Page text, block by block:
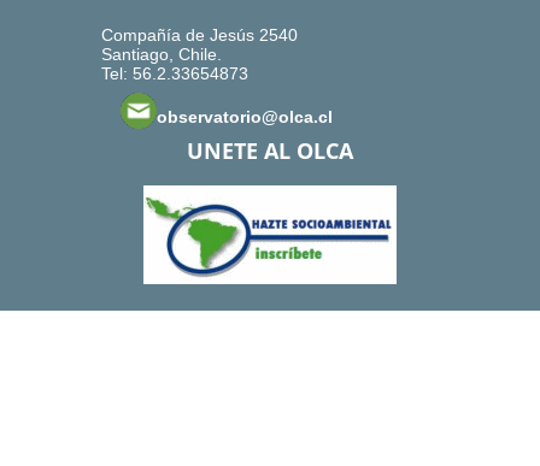
Compañía de Jesús 2540
Santiago, Chile.
Tel: 56.2.33654873
observatorio@olca.cl
UNETE AL OLCA